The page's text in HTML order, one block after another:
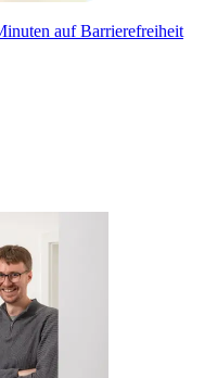
auf Barrierefreiheit